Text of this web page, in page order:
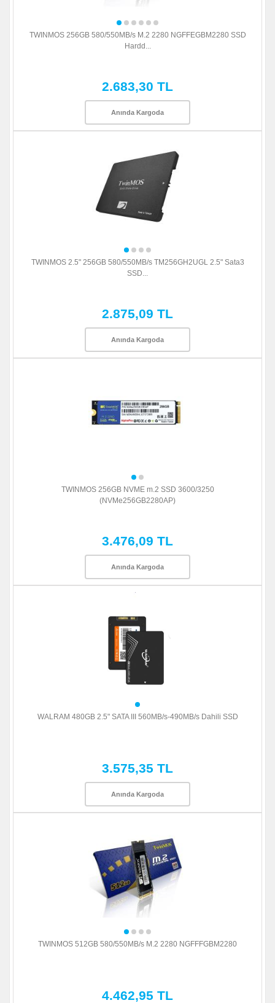
TWINMOS 256GB 580/550MB/s M.2 2280 NGFFEGBM2280 SSD
Hardd...
2.683,30 TL
Anında Kargoda
TWINMOS 2.5" 256GB 580/550MB/s TM256GH2UGL 2.5" Sata3
SSD...
2.875,09 TL
Anında Kargoda
TWINMOS 256GB NVME m.2 SSD 3600/3250
(NVMe256GB2280AP)
3.476,09 TL
Anında Kargoda
WALRAM 480GB 2.5" SATA III 560MB/s-490MB/s Dahili SSD
3.575,35 TL
Anında Kargoda
TWINMOS 512GB 580/550MB/s M.2 2280 NGFFFGBM2280
4.462,95 TL